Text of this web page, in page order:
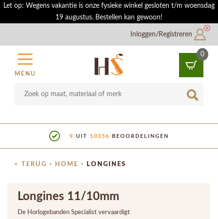
Let op: Wegens vakantie is onze fysieke winkel gesloten t/m woensdag
19 augustus. Bestellen kan gewoon!
Inloggen/Registreren
MENU
0
9 UIT 10356 BEOORDELINGEN
< TERUG - HOME - LONGINES
Longines 11/10mm
De Horlogebanden Specialist vervaardigt